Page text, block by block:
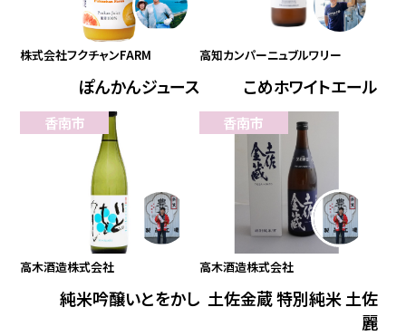
株式会社フクチャンFARM
ぽんかんジュース
高知カンパーニュブルワリー
こめホワイトエール
香南市
高木酒造株式会社
純米吟醸いとをかし
香南市
高木酒造株式会社
土佐金蔵 特別純米 土佐
麗